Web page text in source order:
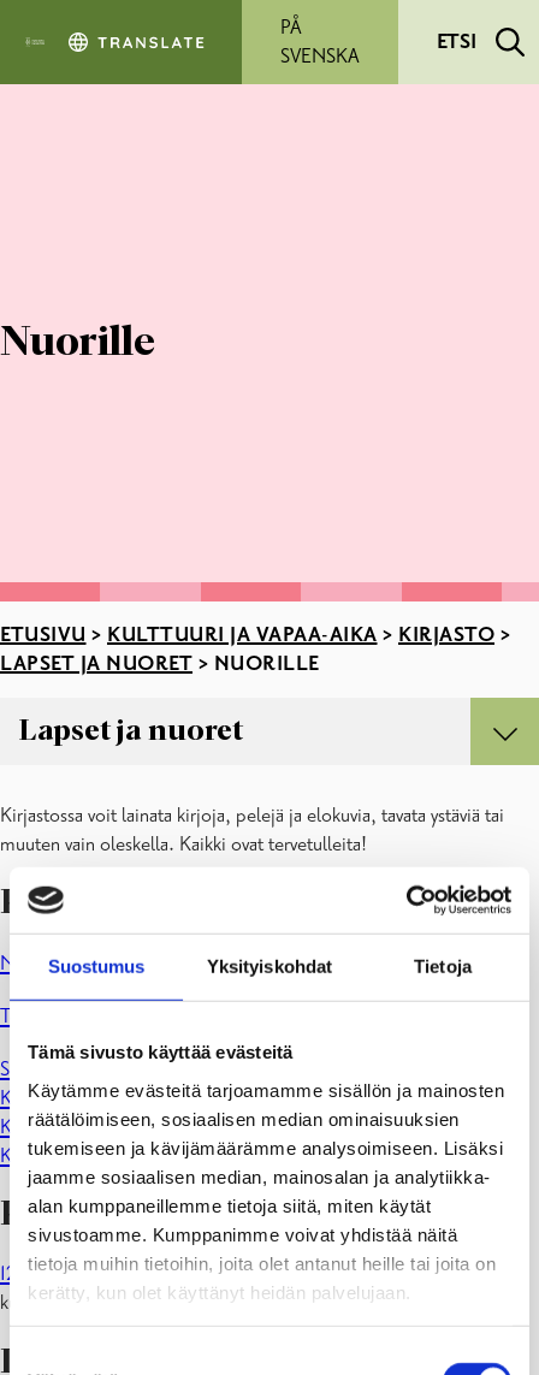
Suostumus Yksityiskohdat Tietoja
Tämä sivusto käyttää evästeitä
Käytämme evästeitä tarjoamamme sisällön ja mainosten
räätälöimiseen, sosiaalisen median ominaisuuksien
tukemiseen ja kävijämäärämme analysoimiseen. Lisäksi
jaamme sosiaalisen median, mainosalan ja analytiikka-
alan kumppaneillemme tietoja siitä, miten käytät
sivustoamme. Kumppanimme voivat yhdistää näitä
tietoja muihin tietoihin, joita olet antanut heille tai joita on
kerätty, kun olet käyttänyt heidän palvelujaan.
PÅ
SVENSKA
ETSI
Nuorille
ETUSIVU > KULTTUURI JA VAPAA-AIKA > KIRJASTO >
LAPSET JA NUORET > NUORILLE
Lapset ja nuoret
Lapset
Nuorille
Vanhemmille
Kirjastossa voit lainata kirjoja, pelejä ja elokuvia, tavata ystäviä tai
muuten vain oleskella. Kaikki ovat tervetulleita!
Kirjavinkit
Nuorten kirjallisuusvinkkejäverkkokirjastossa.
Teemalistoja
Sivupiiri
Sivupiirin Instagram
Kirjastokaista
Kirjastokaistan Facebook
Kirjastokaistan YouTube
Kirjakerho
12–15-vuotiaiden kirjakerho Kirjapeipotkokoontuu kerran
kuukaudessa Tammisaaren kirjastossa lasten- ja nuortenosastolla.